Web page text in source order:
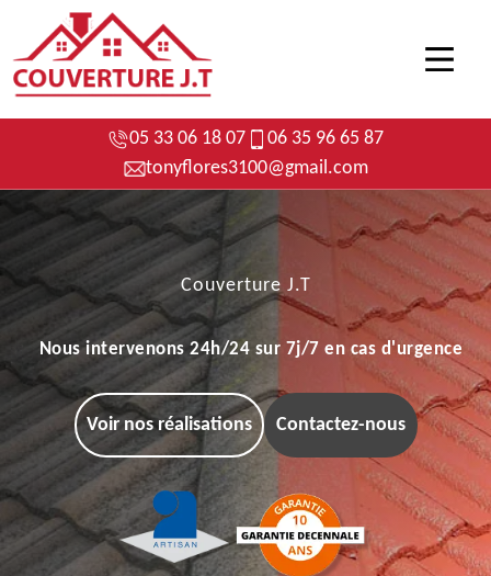
05 33 06 18 07
06 35 96 65 87
tonyflores3100@gmail.com
Couverture J.T
Nous intervenons 24h/24 sur 7j/7 en cas d'urgence
Voir nos réalisations Contactez-nous